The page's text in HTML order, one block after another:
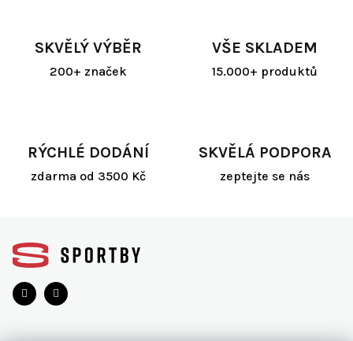
SKVĚLÝ VÝBĚR
200+ značek
VŠE SKLADEM
15.000+ produktů
RÝCHLÉ DODÁNÍ
zdarma od 3500 Kč
SKVĚLÁ PODPORA
zeptejte se nás